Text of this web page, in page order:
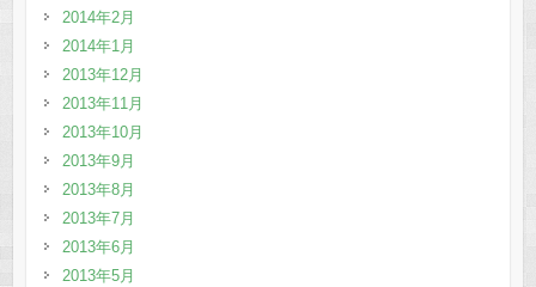
2014年2月
2014年1月
2013年12月
2013年11月
2013年10月
2013年9月
2013年8月
2013年7月
2013年6月
2013年5月